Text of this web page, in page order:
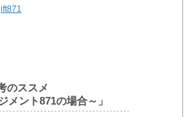
のススメ
メント871の場合～」